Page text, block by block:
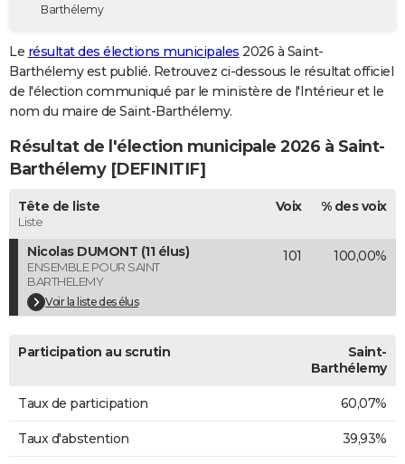
Destinations
City break
Voyage nature
Voyage de noces
Forum
GUIDES D'ACHAT
BONS PLANS
Carte de Noël
Carte Bonne année
Carte Saint-Valentin
Carte Pâques
Carte d'anniversaire
DICTIONNAIRE
Dictionnaire
Biographies
Citations
Expressions
Proverbes
PROGRAMME TV
COPAINS D'AVANT
S'inscrire
Se connecter
Lycées
Collèges
Primaires
Universités
Entreprises
Service militaire
Avis de recherche
AVIS DE DÉCÈS
FORUM
Bricolage
Lifestyle
Culture
Sport
Auto
Television
Voyage
Cinema
Barthélemy
Le résultat des élections municipales 2026 à Saint-
Barthélemy est publié. Retrouvez ci-dessous le résultat officiel
de l'élection communiqué par le ministère de l'Intérieur et le
nom du maire de Saint-Barthélemy.
Résultat de l'élection municipale 2026 à Saint-
Barthélemy [DEFINITIF]
Tête de liste
Liste
Voix % des voix
Nicolas DUMONT (11 élus)
ENSEMBLE POUR SAINT
BARTHELEMY
Voir la liste des élus
101 100,00%
Participation au scrutin
Saint-
Barthélemy
Taux de participation 60,07%
Taux d'abstention 39,93%